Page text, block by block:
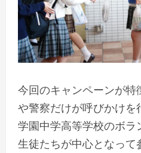
今回のキャンペーンが特
や警察だけが呼びかけを
学園中学高等学校のボラ
生徒たちが中心となっ